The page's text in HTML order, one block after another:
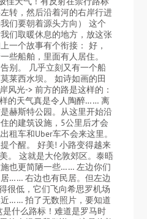
转，然后沿着河的右岸行进
们要朝着源头方向） 这个
们取暖休息的地方，放这张
一个故事有个衔接： 好，
些船舶，里面有人居住。
别。 几乎立刻又有一个船
莱西水坝。 如诗如画的田
风光-> 前方的路是这样的：
的天气真是令人陶醉…… 离
赫斯特公园。从这里开始沿
的建筑设施，5公里后才会
租车和Uber车不会来这里。
个醒。 好美! 小路变得越来
。 这就是大伦敦郊区。泰晤
也更简陋一些…… 左边你们
…… 右边也有民居。但左边
很低，它们飞向希思罗机场
…… 拍了无数照片，要知道
什么路标！难道是罗马时